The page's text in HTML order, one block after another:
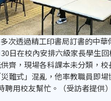
次透過精工印書局訂書的中華
日在校內安排六級家長學生
齊，現場各科課本未分類，校
災難式」混亂，他率教職員即
聘用校友幫忙。（受訪者提供）